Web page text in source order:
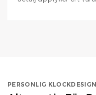
PERSONLIG KLOCKDESIGN